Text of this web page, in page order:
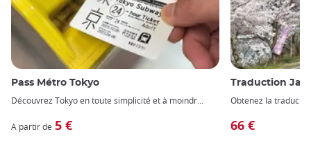
Pass Métro Tokyo
Découvrez Tokyo en toute simplicité et à moindr
A partir de 5 €
Traduction
Obtenez la
66 €